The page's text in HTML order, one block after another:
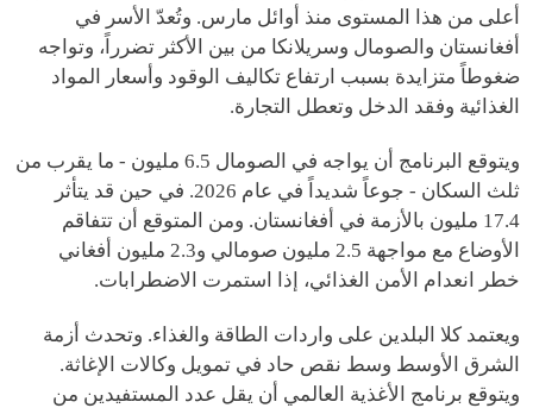
أعلى من هذا المستوى منذ أوائل مارس. وتُعدّ الأسر في
أفغانستان والصومال وسريلانكا من بين الأكثر تضرراً، وتواجه
ضغوطاً متزايدة بسبب ارتفاع تكاليف الوقود وأسعار المواد
الغذائية وفقد الدخل وتعطل التجارة.
ويتوقع البرنامج أن يواجه في الصومال 6.5 مليون - ما يقرب من
ثلث السكان - جوعاً شديداً في عام 2026. في حين قد يتأثر
17.4 مليون بالأزمة في أفغانستان. ومن المتوقع أن تتفاقم
الأوضاع مع مواجهة 2.5 مليون صومالي و2.3 مليون أفغاني
خطر انعدام الأمن الغذائي، إذا استمرت الاضطرابات.
ويعتمد كلا البلدين على واردات الطاقة والغذاء. وتحدث أزمة
الشرق الأوسط وسط نقص حاد في تمويل وكالات الإغاثة.
ويتوقع برنامج الأغذية العالمي أن يقل عدد المستفيدين من